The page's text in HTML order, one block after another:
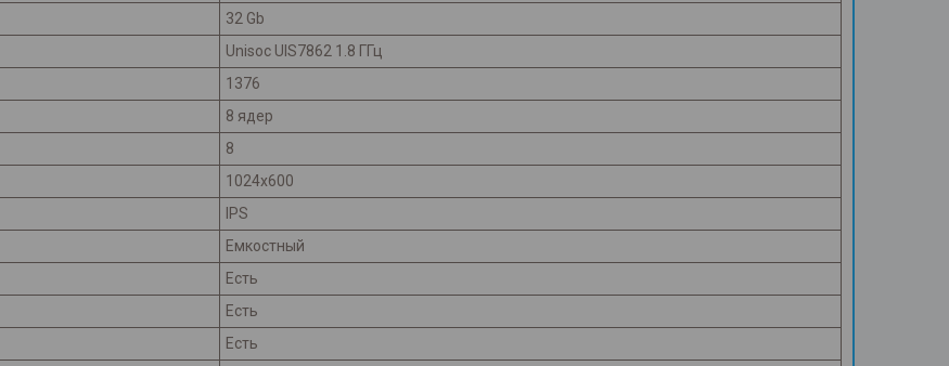
32 Gb
Unisoc UIS7862 1.8 ГГц
1376
8 ядер
8
1024x600
IPS
Емкостный
Есть
Есть
Есть